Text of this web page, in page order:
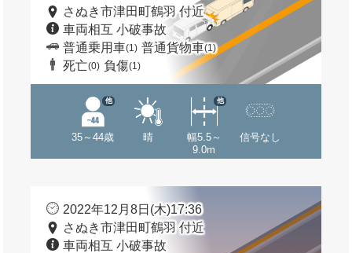
さぬき市津田町鶴羽 付近
車両相互 小破事故
普通乗用車(1) 普通貨物車(1)
死亡(0) 負傷(1)
35～44歳
他
晴
幅5.5～
9.0m
他
信号なし
2022年12月8日(木)17:36
さぬき市津田町鶴羽 付近
車両相互 小破事故